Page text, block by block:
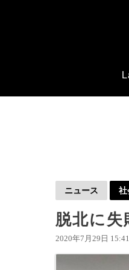
ニュース 社
脱北に失
2020年7月29日 15:41